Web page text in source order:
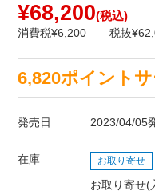
¥68,200(税込)
消費税¥6,200 税抜
6,820ポイント
発売日 2023/04/05
在庫 お取り寄せ
お取り寄せ(